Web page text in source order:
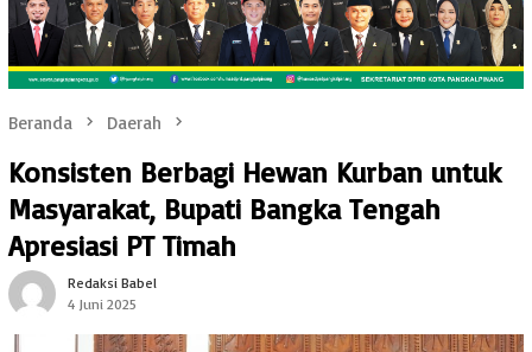
Beranda Daerah
Konsisten Berbagi Hewan Kurban untuk
Masyarakat, Bupati Bangka Tengah
Apresiasi PT Timah
Redaksi Babel
4 Juni 2025